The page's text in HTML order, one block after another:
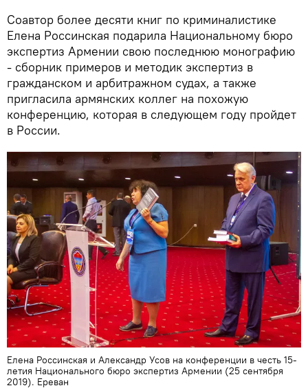
Соавтор более десяти книг по криминалистике
Елена Россинская подарила Национальному бюро
экспертиз Армении свою последнюю монографию
- сборник примеров и методик экспертиз в
гражданском и арбитражном судах, а также
пригласила армянских коллег на похожую
конференцию, которая в следующем году пройдет
в России.
Елена Россинская и Александр Усов на конференции в честь 15-
летия Национального бюро экспертиз Армении (25 сентября
2019). Еревaн